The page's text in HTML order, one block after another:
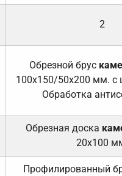
2
Обрезной брус
100х150/50х200 мм.
Обработка
Обрезная доска
20х100
Профилированный